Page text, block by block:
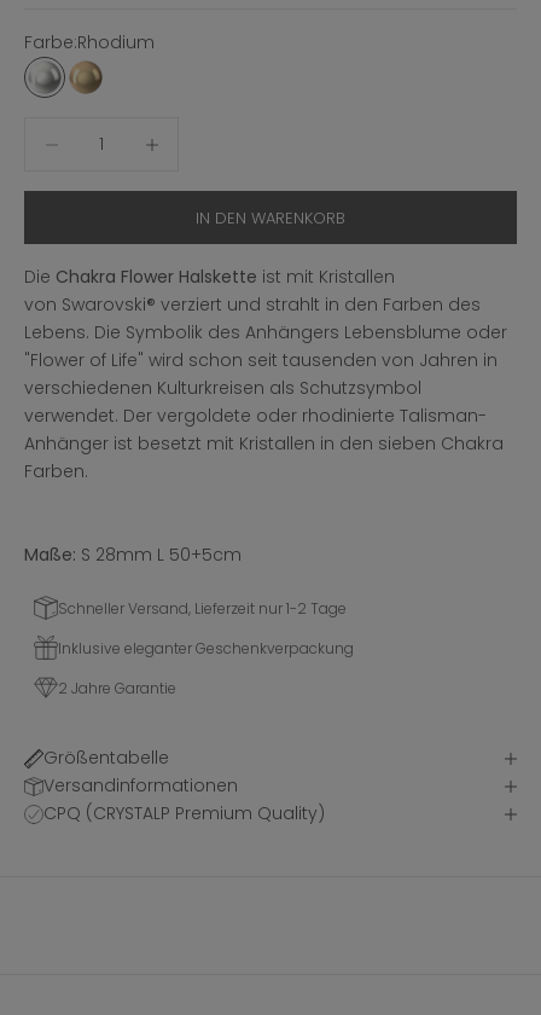
Farbe:Rhodium
RhodiumRhodium Gold Plated
IN DEN WARENKORB
Die Chakra Flower Halskette ist mit Kristallen
von Swarovski® verziert und strahlt in den Farben des
Lebens. Die Symbolik des Anhängers Lebensblume oder
"Flower of Life" wird schon seit tausenden von Jahren in
verschiedenen Kulturkreisen als Schutzsymbol
verwendet. Der vergoldete oder rhodinierte Talisman-
Anhänger ist besetzt mit Kristallen in den sieben Chakra
Farben.
Maße: S 28mm L 50+5cm
Schneller Versand, Lieferzeit nur 1-2 Tage
Inklusive eleganter Geschenkverpackung
2 Jahre Garantie
Größentabelle
Versandinformationen
CPQ (CRYSTALP Premium Quality)